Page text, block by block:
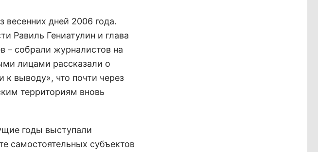
дней 2006 года.
Равиль Гениатулин и глава
– собрали журналистов на
лицами рассказали о
выводу», что почти через
территориям вновь
годы выступали
самостоятельных субъектов